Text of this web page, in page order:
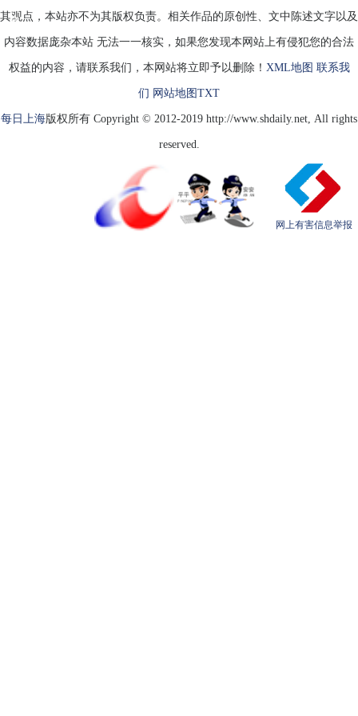
自
其观点，本站亦不为其版权负责。相关作品的原创性、文中陈述文字以及
内容数据庞杂本站 无法一一核实，如果您发现本网站上有侵犯您的合法
权益的内容，请联系我们，本网站将立即予以删除！ XML地图 联系我
们 网站地图 TXT
每日上海版权所有 Copyright © 2012-2019 http://www.shdaily.net, All rights
reserved.
网上有害信息举报